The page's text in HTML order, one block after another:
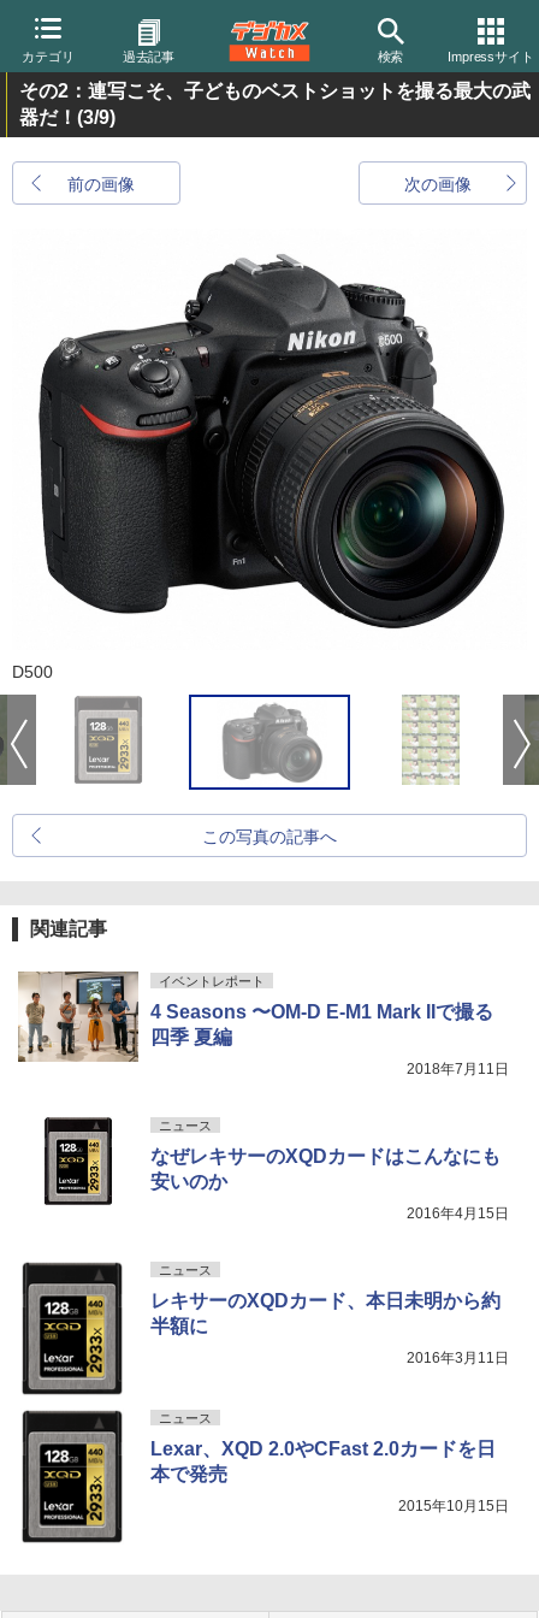
カテゴリ 過去記事 検索 Impressサイト
その2：連写こそ、子どものベストショットを撮る最大の武
器だ！ (3/9)
前の画像 次の画像
D500
この写真の記事へ
関連記事
イベントレポート
4 Seasons 〜OM-D E-M1 Mark IIで撮る
四季 夏編
2018年7月11日
ニュース
なぜレキサーのXQDカードはこんなにも
安いのか
2016年4月15日
ニュース
レキサーのXQDカード、本日未明から約
半額に
2016年3月11日
ニュース
Lexar、XQD 2.0やCFast 2.0カードを日
本で発売
2015年10月15日